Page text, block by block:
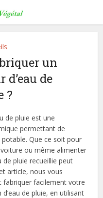
un
d’eau de
?
de pluie est une
permettant de
Que ce soit pour
ou même alimenter
de pluie recueillie peut
article, nous vous
fabriquer facilement votre
de pluie, en utilisant